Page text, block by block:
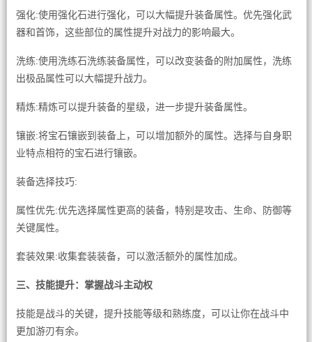
强化:使用强化石进行强化，可以大幅提升装备属性。优先强化武
器和首饰，这些部位的属性提升对战力的影响最大。
洗练:使用洗练石洗练装备属性，可以改变装备的附加属性，洗练
出极品属性可以大幅提升战力。
精炼:精炼可以提升装备的星级，进一步提升装备属性。
镶嵌:将宝石镶嵌到装备上，可以增加额外的属性。选择与自身职
业特点相符的宝石进行镶嵌。
装备选择技巧:
属性优先:优先选择属性更高的装备，特别是攻击、生命、防御等
关键属性。
套装效果:收集套装装备，可以激活额外的属性加成。
三、技能提升：掌握战斗主动权
技能是战斗的关键，提升技能等级和熟练度，可以让你在战斗中
更加游刃有余。